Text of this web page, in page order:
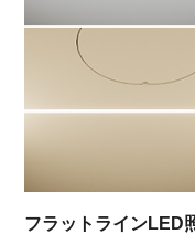
フラットラインLED